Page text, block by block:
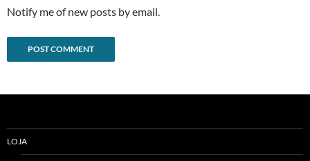
Notify me of new posts by email.
LOJA